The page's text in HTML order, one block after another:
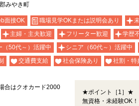
みやき町
面接OK 職場見学OKまたは説明会あり
主婦・主夫歓迎 フリーター歓迎 学歴
（50代～）活躍中 シニア（60代～）活躍中
交通費支給 社会保険あり 社割・特
合はクオカード2000
★ポイント［1］★
無資格・未経験OK